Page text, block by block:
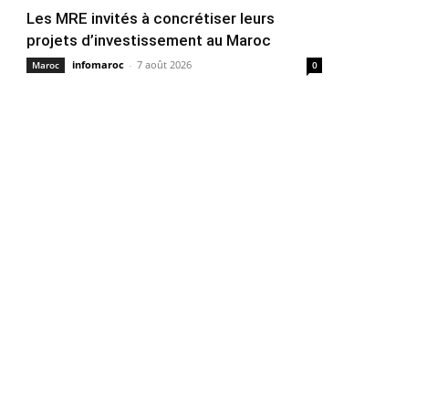
Les MRE invités à concrétiser leurs
projets d’investissement au Maroc
Maroc infomaroc - 7 août 2026 0